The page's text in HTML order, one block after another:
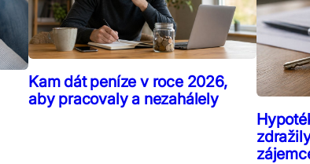
Kam dát peníze v roce 2026,
aby pracovaly a nezahálely